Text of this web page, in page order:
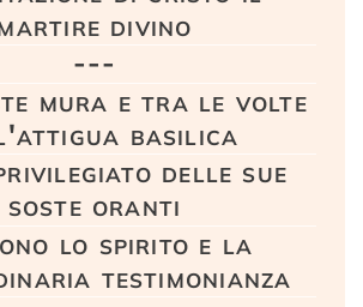
divino
---
mura e tra le volte
basilica
delle sue
soste oranti
lo spirito e la
testimonianza